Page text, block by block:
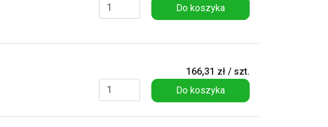
Do koszyka
166,31 zł / szt.
Do koszyka